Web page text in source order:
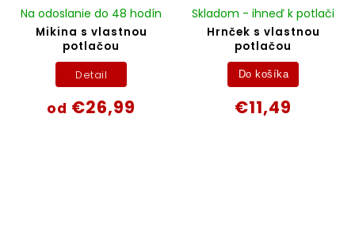
Mikina s vlastnou
potlačou
Na odoslanie do 48 hodín
od €26,99
Detail
Hrnček s vlastnou
potlačou
Skladom - ihneď k potlači
€11,49
Do košíka